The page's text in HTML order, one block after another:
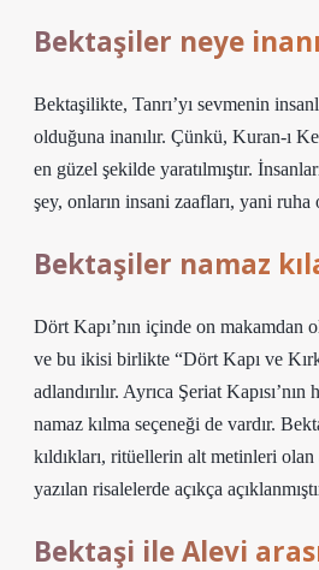
Bektaşiler neye
Bektaşilikte, Tanrı’yı ​​sevmenin
olduğuna inanılır. Çünkü, Kuran-ı
en güzel şekilde yaratılmıştır.
şey, onların insani zaafları, yani
Bektaşiler namaz
Dört Kapı’nın içinde on makamdan
ve bu ikisi birlikte “Dört Kapı ve
adlandırılır. Ayrıca Şeriat
namaz kılma seçeneği de vardır.
kıldıkları, ritüellerin alt metinleri
yazılan risalelerde açıkça
Bektaşi ile Alevi